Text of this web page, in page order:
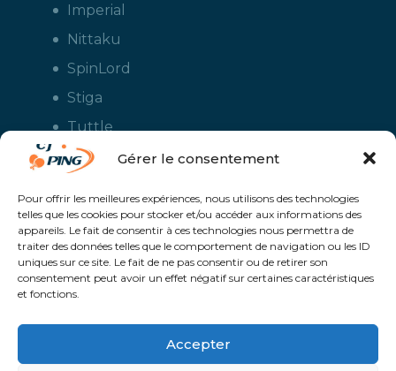
Gérer le consentement
Pour offrir les meilleures expériences, nous utilisons des technologies
telles que les cookies pour stocker et/ou accéder aux informations des
appareils. Le fait de consentir à ces technologies nous permettra de
traiter des données telles que le comportement de navigation ou les ID
uniques sur ce site. Le fait de ne pas consentir ou de retirer son
consentement peut avoir un effet négatif sur certaines caractéristiques
et fonctions.
Accepter
Imperial
Nittaku
SpinLord
Stiga
Tuttle
Xiom
le tennis de table - Boutique en ligne ouverte aux clubs de ping pong,